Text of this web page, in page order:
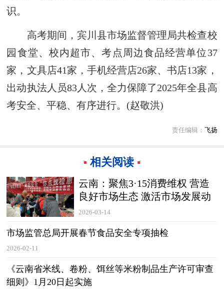
识。
高考期间，宾川县市场监督管理局共检查校
园食堂、校内超市、考点周边食品经营单位37
家，文具店41家，手机经营店26家、书店13家，
出动执法人员83人次，全力保障了2025年全县高
考安全、平稳、有序进行。(赵敬洪)
责任编辑： 飞扬
相关阅读
云南：聚焦3·15消费维权 营造
良好市场生态 激活市场发展动
能
2026-03-14
市场监管总局开展春节食品安全专项抽检
2026-02-11
《云南省米线、卷粉、饵丝等米粉制品生产许可审查
细则》1月20日起实施